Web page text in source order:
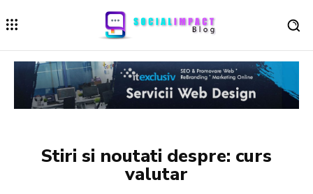
Stiri si noutati despre: curs
valutar